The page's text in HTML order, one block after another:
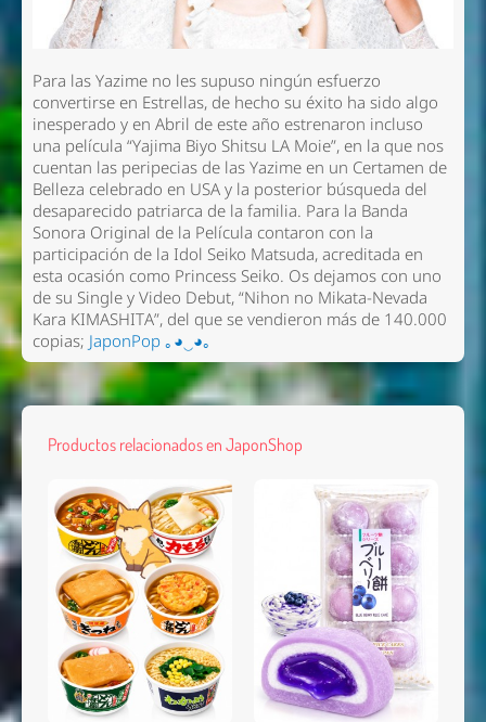
Para las Yazime no les supuso ningún esfuerzo
convertirse en Estrellas, de hecho su éxito ha sido algo
inesperado y en Abril de este año estrenaron incluso
una película “Yajima Biyo Shitsu LA Moie”, en la que nos
cuentan las peripecias de las Yazime en un Certamen de
Belleza celebrado en USA y la posterior búsqueda del
desaparecido patriarca de la familia. Para la Banda
Sonora Original de la Película contaron con la
participación de la Idol Seiko Matsuda, acreditada en
esta ocasión como Princess Seiko. Os dejamos con uno
de su Single y Video Debut, “Nihon no Mikata-Nevada
Kara KIMASHITA”, del que se vendieron más de 140.000
copias; JaponPop ｡◕‿◕｡
Productos relacionados en JaponShop